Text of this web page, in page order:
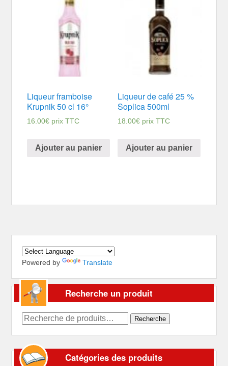
Liqueur framboise
Krupnik 50 cl 16°
16.00€ prix TTC
Ajouter au panier
Liqueur de café 25 %
Soplica 500ml
18.00€ prix TTC
Ajouter au panier
Powered by Translate
Recherche un produit
Recherche
Recherche
Catégories des produits